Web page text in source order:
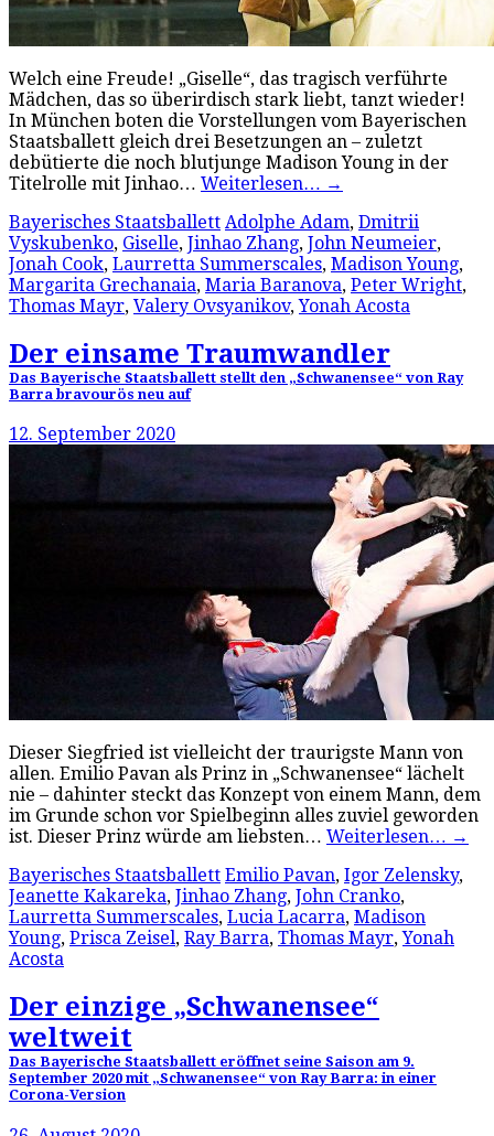
Welch eine Freude! „Giselle“, das tragisch verführte
Mädchen, das so überirdisch stark liebt, tanzt wieder!
In München boten die Vorstellungen vom Bayerischen
Staatsballett gleich drei Besetzungen an – zuletzt
debütierte die noch blutjunge Madison Young in der
Titelrolle mit Jinhao… Weiterlesen… →
Bayerisches Staatsballett Adolphe Adam, Dmitrii
Vyskubenko, Giselle, Jinhao Zhang, John Neumeier,
Jonah Cook, Laurretta Summerscales, Madison Young,
Margarita Grechanaia, Maria Baranova, Peter Wright,
Thomas Mayr, Valery Ovsyanikov,Yonah Acosta
Der einsame Traumwandler
Das Bayerische Staatsballett stellt den „Schwanensee“ von Ray
Barra bravourös neu auf
12. September 2020
Dieser Siegfried ist vielleicht der traurigste Mann von
allen. Emilio Pavan als Prinz in „Schwanensee“ lächelt
nie – dahinter steckt das Konzept von einem Mann, dem
im Grunde schon vor Spielbeginn alles zuviel geworden
ist. Dieser Prinz würde am liebsten… Weiterlesen… →
Bayerisches Staatsballett Emilio Pavan, Igor Zelensky,
Jeanette Kakareka, Jinhao Zhang, John Cranko,
Laurretta Summerscales, Lucia Lacarra, Madison
Young, Prisca Zeisel, Ray Barra, Thomas Mayr,Yonah
Acosta
Der einzige „Schwanensee“
weltweit
Das Bayerische Staatsballett eröffnet seine Saison am 9.
September 2020 mit „Schwanensee“ von Ray Barra: in einer
Corona-Version